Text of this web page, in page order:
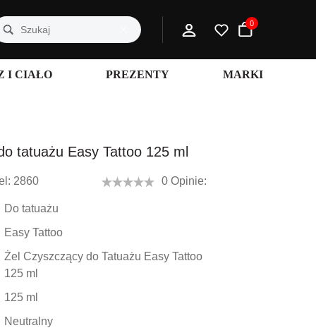
0
I CIAŁO PREZENTY MARKI
tatuażu Easy Tattoo 125 ml
2860 0 Opinie:
Do tatuażu
Easy Tattoo
Żel Czyszczący do Tatuażu Easy Tattoo
125 ml
125 ml
Neutralny